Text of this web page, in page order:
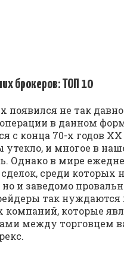
брокеров: ТОП 10
появился не так
в данном
с конца 70-х годов
утекло, и многое в
Однако в мире
среди которых
и заведомо
так нуждаются
компаний, которые
между торговцем